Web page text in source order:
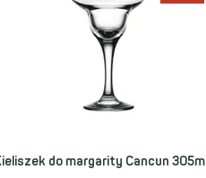
do margarity Cancun 305ml